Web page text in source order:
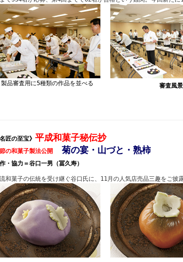
製品審査用に5種類の作品を並べる 審査風景
匠の至宝》 平成和菓子秘伝抄
の和菓子製法公開 菊の宴・山づと・熟柿
・協力＝谷口一男（冨久寿）
和菓子の伝統を受け継ぐ谷口氏に、11月の人気店売品三趣をご披